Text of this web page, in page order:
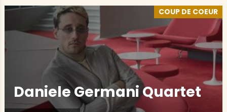
COUP DE COEUR
Daniele Germani Quartet